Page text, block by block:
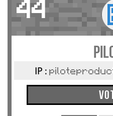
44
IP :